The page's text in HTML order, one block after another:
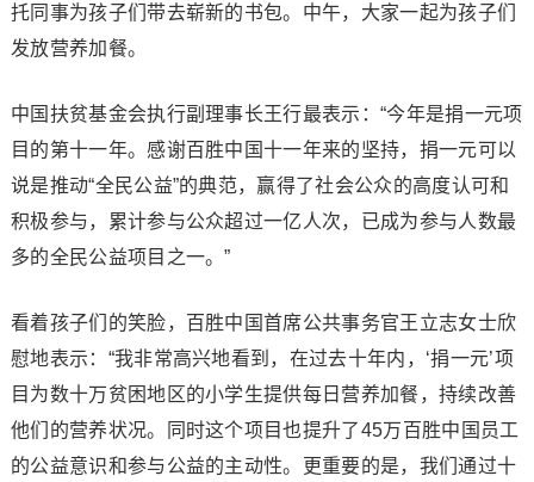
托同事为孩子们带去崭新的书包。中午，大家一起为孩子们
发放营养加餐。
中国扶贫基金会执行副理事长王行最表示：“今年是捐一元项
目的第十一年。感谢百胜中国十一年来的坚持，捐一元可以
说是推动“全民公益”的典范，赢得了社会公众的高度认可和
积极参与，累计参与公众超过一亿人次，已成为参与人数最
多的全民公益项目之一。”
看着孩子们的笑脸，百胜中国首席公共事务官王立志女士欣
慰地表示：“我非常高兴地看到，在过去十年内，‘捐一元’项
目为数十万贫困地区的小学生提供每日营养加餐，持续改善
他们的营养状况。同时这个项目也提升了45万百胜中国员工
的公益意识和参与公益的主动性。更重要的是，我们通过十